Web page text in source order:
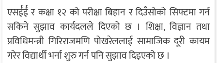
एसर्ईर्ई र कक्षा १२ को परीक्षा बिहान र दिउँसोको सिफ्टमा गर्न
सकिने सुझाव कार्यदलले दिएको छ । शिक्षा, विज्ञान तथा
प्रविधिमन्त्री गिरिराजमणि पोखरेललाई सामाजिक दूरी कायम
गरेर विद्यार्थी भर्ना शुरु गर्न पनि सुझाव दिइएको छ ।